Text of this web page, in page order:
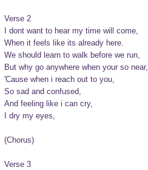
Verse 2
I dont want to hear my time will come,
When it feels like its already here.
We should learn to walk before we run,
But why go anywhere when your so near,
'Cause when i reach out to you,
So sad and confused,
And feeling like i can cry,
I dry my eyes,
(Chorus)
Verse 3